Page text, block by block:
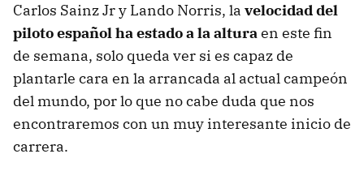
Carlos Sainz Jr y Lando Norris, la velocidad del
piloto español ha estado a la alturaen este fin
de semana, solo queda ver si es capaz de
plantarle cara en la arrancada al actual campeón
del mundo, por lo que no cabe duda que nos
encontraremos con un muy interesante inicio de
carrera.